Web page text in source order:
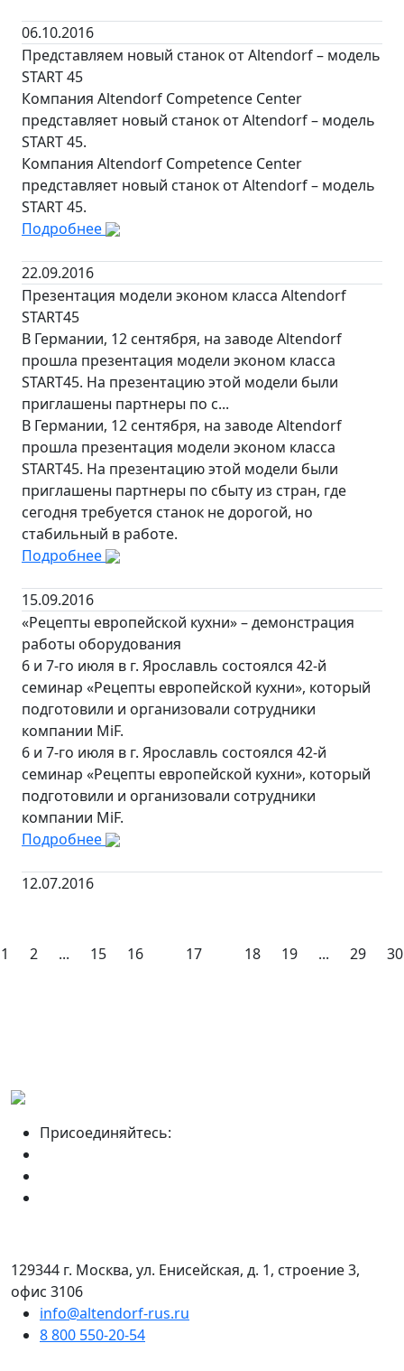
06.10.2016
Представляем новый станок от Altendorf – модель
START 45
Компания Altendorf Competence Center
представляет новый станок от Altendorf – модель
START 45.
Компания Altendorf Competence Center
представляет новый станок от Altendorf – модель
START 45.
Подробнее
22.09.2016
Презентация модели эконом класса Altendorf
START45
В Германии, 12 сентября, на заводе Altendorf
прошла презентация модели эконом класса
START45. На презентацию этой модели были
приглашены партнеры по с...
В Германии, 12 сентября, на заводе Altendorf
прошла презентация модели эконом класса
START45. На презентацию этой модели были
приглашены партнеры по сбыту из стран, где
сегодня требуется станок не дорогой, но
стабильный в работе.
Подробнее
15.09.2016
«Рецепты европейской кухни» – демонстрация
работы оборудования
6 и 7-го июля в г. Ярославль состоялся 42-й
семинар «Рецепты европейской кухни», который
подготовили и организовали сотрудники
компании MiF.
6 и 7-го июля в г. Ярославль состоялся 42-й
семинар «Рецепты европейской кухни», который
подготовили и организовали сотрудники
компании MiF.
Подробнее
12.07.2016
1 2 ... 15 16 17 18 19 ... 29 30
Присоединяйтесь:
129344 г. Москва, ул. Енисейская, д. 1, строение 3,
офис 3106
info@altendorf-rus.ru
8 800 550-20-54